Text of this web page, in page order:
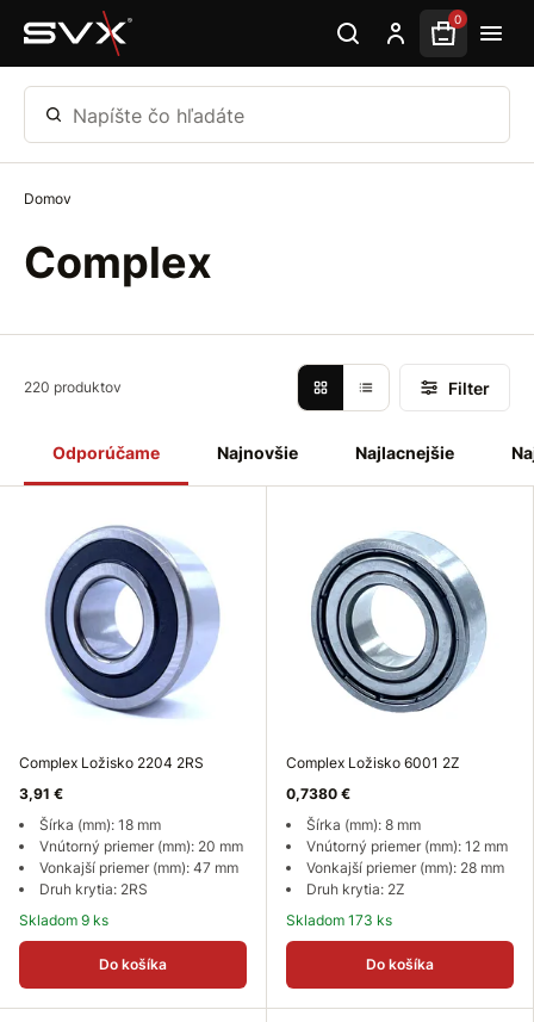
Preskočiť na hlavný obsah 0
Napíšte čo hľadáte
Domov
Complex
Odporúčame Najnovšie Najlacnejšie
220 produktov Filter
Complex Ložisko 2204 2RS
3,91 €
Šírka (mm): 18 mm
Vnútorný priemer (mm): 20 mm
Vonkajší priemer (mm): 47 mm
Druh krytia: 2RS
Skladom 9 ks
Do košíka
Complex Ložisko 6001 2Z
0,7380 €
Šírka (mm): 8 mm
Vnútorný priemer (mm): 12 mm
Vonkajší priemer (mm): 28 mm
Druh krytia: 2Z
Skladom 173 ks
Do košíka